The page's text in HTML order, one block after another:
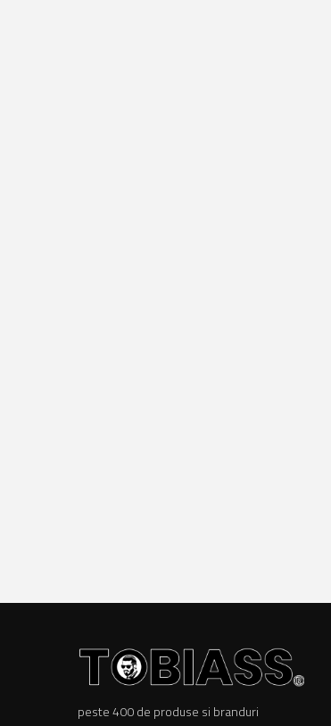
peste 400 de produse si branduri